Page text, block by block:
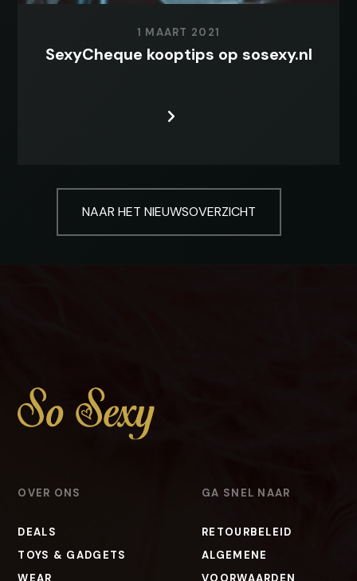
1 MAART 2021
SexyCheque kooptips op sosexy.nl
LEES MEER
NAAR HET NIEUWSOVERZICHT
OVER ONS
DEALS
TOYS & GADGETS
GA SNEL NAAR
RETOURBELEID
ALGEMENE